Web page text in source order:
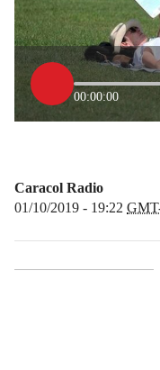
00:00:00
Caracol Radio
01/10/2019 - 19:22